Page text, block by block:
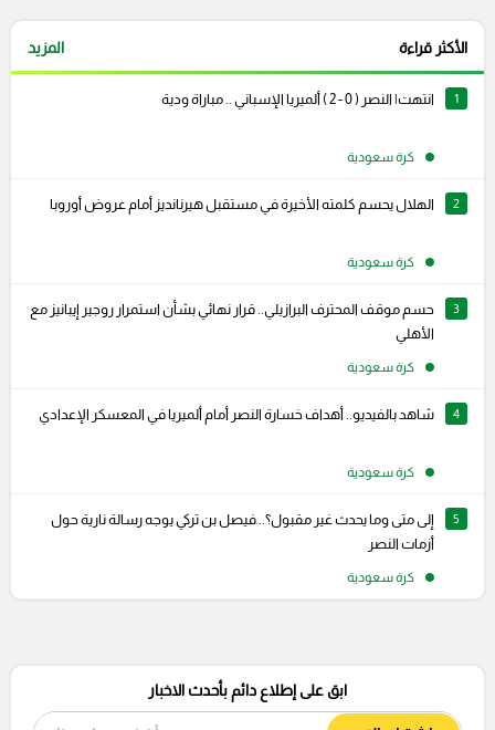
الأكثر قراءة المزيد
1 انتهت| النصر ( 0 - 2 ) ألميريا الإسباني .. مباراة ودية
كرة سعودية
2 الهلال يحسم كلمته الأخيرة في مستقبل هيرنانديز أمام عروض أوروبا
كرة سعودية
3
حسم موقف المحترف البرازيلي.. قرار نهائي بشأن استمرار روجير إيبانيز مع
الأهلي
كرة سعودية
4 شاهد بالفيديو.. أهداف خسارة النصر أمام ألميريا في المعسكر الإعدادي
كرة سعودية
5
إلى متى وما يحدث غير مقبول؟.. فيصل بن تركي يوجه رسالة نارية حول
أزمات النصر
كرة سعودية
ابق على إطلاع دائم بأحدث الاخبار